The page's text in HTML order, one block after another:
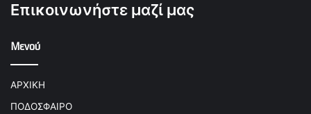
Επικοινωνήστε μαζί μας
Μενού
ΑΡΧΙΚΗ
ΠΟΔΟΣΦΑΙΡΟ